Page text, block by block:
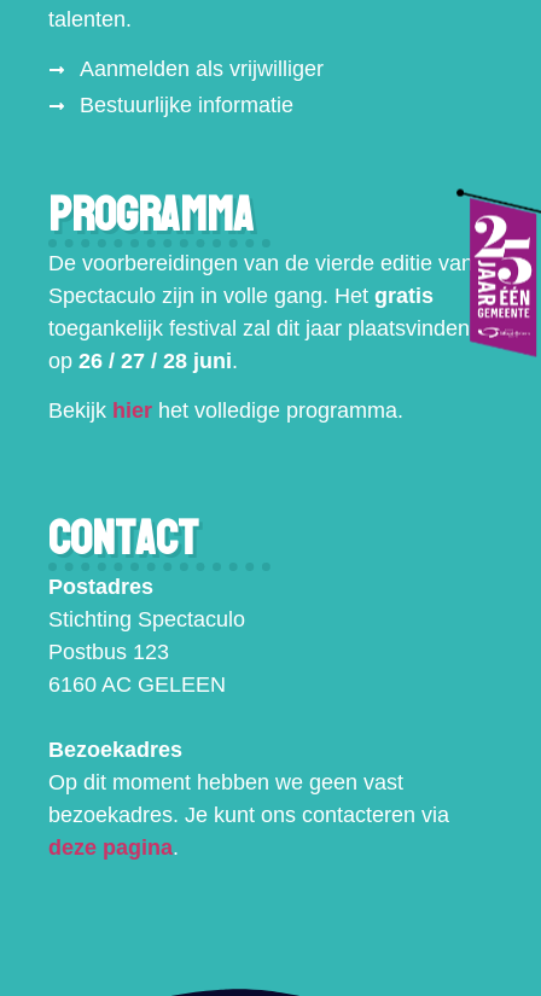
talenten.
Aanmelden als vrijwilliger
Bestuurlijke informatie
Programma
De voorbereidingen van de vierde editie van
Spectaculo zijn in volle gang. Het gratis
toegankelijk festival zal dit jaar plaatsvinden
op 26 / 27 / 28 juni.
Bekijk hier het volledige programma.
Contact
Postadres
Stichting Spectaculo
Postbus 123
6160 AC GELEEN
Bezoekadres
Op dit moment hebben we geen vast
bezoekadres. Je kunt ons contacteren via
deze pagina.